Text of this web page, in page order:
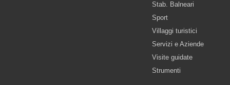
Stab. Balneari
Sport
Villaggi turistici
Servizi e Aziende
Visite guidate
Strumenti